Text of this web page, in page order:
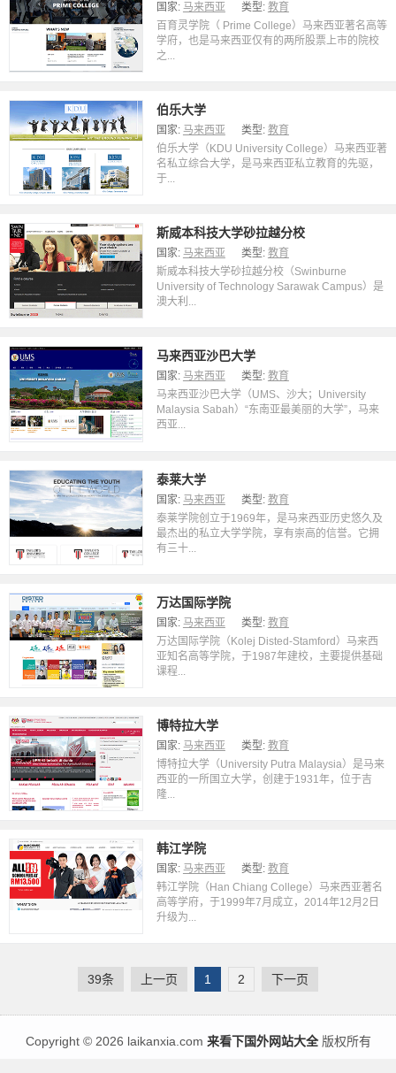
国家: 马来西亚 类型: 教育
百育灵学院（ Prime College）马来西亚著名高等
学府，也是马来西亚仅有的两所股票上市的院校
之...
伯乐大学
国家: 马来西亚 类型: 教育
伯乐大学（KDU University College）马来西亚著
名私立综合大学，是马来西亚私立教育的先驱，
于...
斯威本科技大学砂拉越分校
国家: 马来西亚 类型: 教育
斯威本科技大学砂拉越分校（Swinburne
University of Technology Sarawak Campus）是
澳大利...
马来西亚沙巴大学
国家: 马来西亚 类型: 教育
马来西亚沙巴大学（UMS、沙大；University
Malaysia Sabah）“东南亚最美丽的大学”，马来
西亚...
泰莱大学
国家: 马来西亚 类型: 教育
泰莱学院创立于1969年，是马来西亚历史悠久及
最杰出的私立大学学院，享有崇高的信誉。它拥
有三十...
万达国际学院
国家: 马来西亚 类型: 教育
万达国际学院（Kolej Disted-Stamford）马来西
亚知名高等学院，于1987年建校，主要提供基础
课程...
博特拉大学
国家: 马来西亚 类型: 教育
博特拉大学（University Putra Malaysia）是马来
西亚的一所国立大学，创建于1931年，位于吉
隆...
韩江学院
国家: 马来西亚 类型: 教育
韩江学院（Han Chiang College）马来西亚著名
高等学府，于1999年7月成立，2014年12月2日
升级为...
39条 上一页 1 2 下一页
Copyright ©2026 laikanxia.com 来看下国外网站大全版权所有